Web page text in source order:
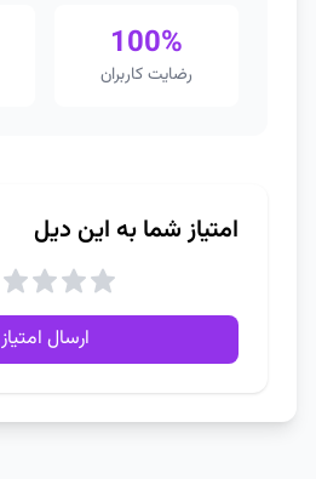
100%
رضایت کاربران
امتیاز شما به این دیل
ارسال امتیاز